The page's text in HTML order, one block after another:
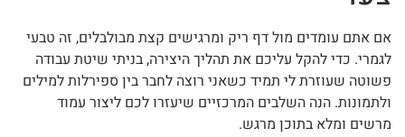
אם אתם עומדים מול דף ריק ומרגישים קצת מבולבלים, זה טבעי
לגמרי. כדי להקל עליכם את תהליך היצירה, בניתי שיטת עבודה
פשוטה שעוזרת לי תמיד כשאני רוצה לחבר בין ספירלות למילים
ולתמונות. הנה השלבים המרכזיים שיעזרו לכם ליצור עמוד
מרשים ומלא בתוכן מרגש.